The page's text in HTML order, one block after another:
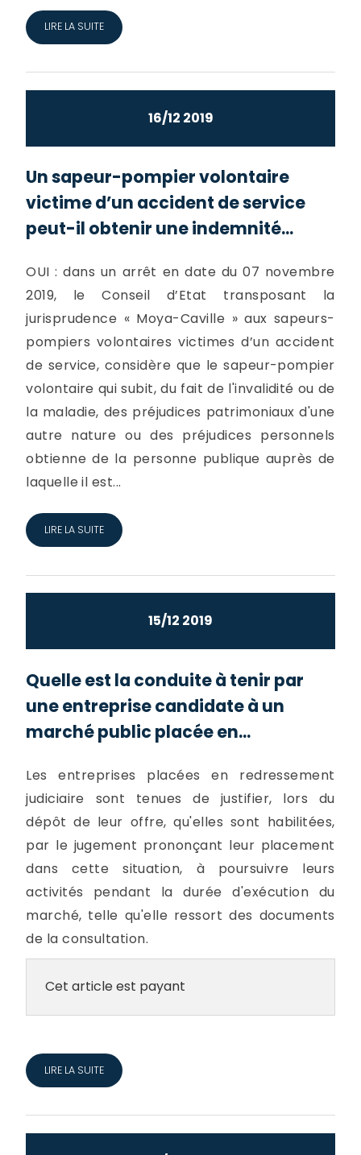
LIRE LA SUITE
16/12 2019
Un sapeur-pompier volontaire
victime d’un accident de service
peut-il obtenir une indemnité...
OUI : dans un arrêt en date du 07 novembre
2019, le Conseil d’Etat transposant la
jurisprudence « Moya-Caville » aux sapeurs-
pompiers volontaires victimes d’un accident
de service, considère que le sapeur-pompier
volontaire qui subit, du fait de l'invalidité ou de
la maladie, des préjudices patrimoniaux d'une
autre nature ou des préjudices personnels
obtienne de la personne publique auprès de
laquelle il est...
LIRE LA SUITE
15/12 2019
Quelle est la conduite à tenir par
une entreprise candidate à un
marché public placée en...
Les entreprises placées en redressement
judiciaire sont tenues de justifier, lors du
dépôt de leur offre, qu'elles sont habilitées,
par le jugement prononçant leur placement
dans cette situation, à poursuivre leurs
activités pendant la durée d'exécution du
marché, telle qu'elle ressort des documents
de la consultation.
Cet article est payant
LIRE LA SUITE